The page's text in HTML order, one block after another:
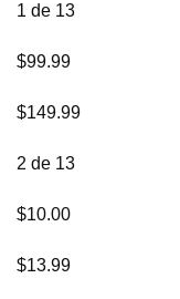
1 de 13
$99.99
$149.99
2 de 13
$10.00
$13.99